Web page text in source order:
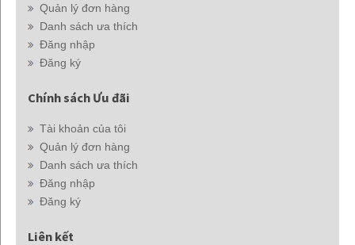
Quản lý đơn hàng
Danh sách ưa thích
Đăng nhập
Đăng ký
Chính sách Ưu đãi
Tài khoản của tôi
Quản lý đơn hàng
Danh sách ưa thích
Đăng nhập
Đăng ký
Liên kết